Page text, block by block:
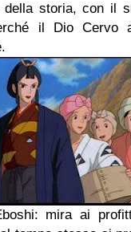
storia, con il
il Dio Cervo
mira ai